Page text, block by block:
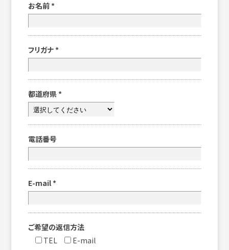
お名前 *
フリガナ *
都道府県 *
電話番号
E-mail *
ご希望の返信方法
TEL
E-mail